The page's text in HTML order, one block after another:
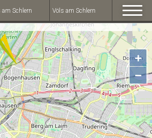
am Schlern Völs am Schlern
+
−